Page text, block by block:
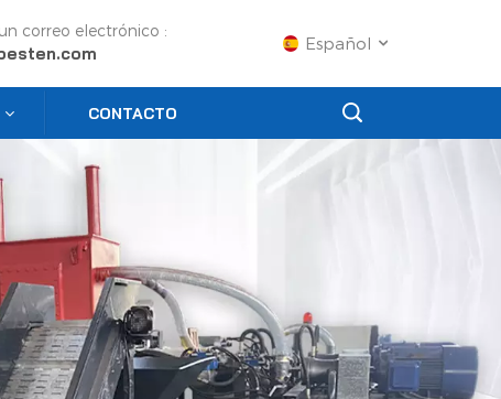
correo electrónico :
Español
English
Español
Português
عربي
CONTACTO